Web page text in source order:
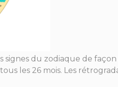
du zodiaque de façon
les 26 mois. Les